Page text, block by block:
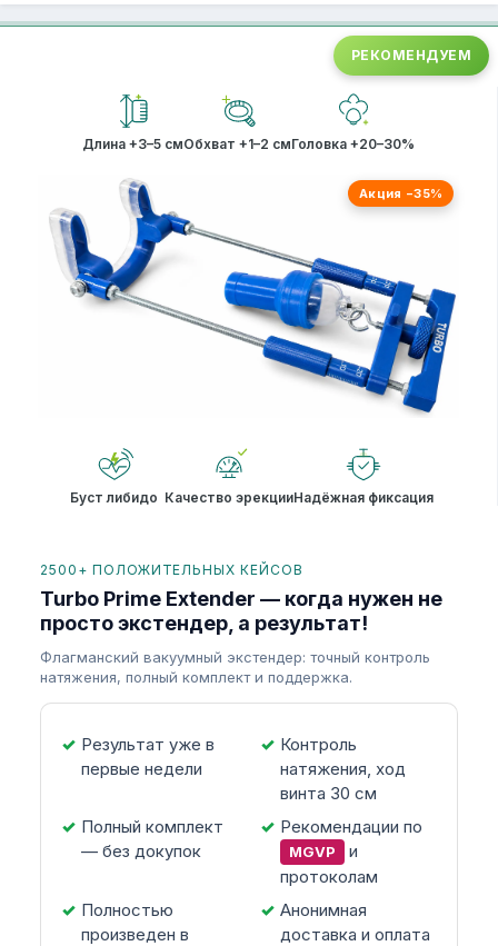
РЕКОМЕНДУЕМ
Длина +3–5 смОбхват +1–2 смГоловка +20–30%
Акция −35%
Буст либидо Качество эрекцииНадёжная фиксация
2500+ ПОЛОЖИТЕЛЬНЫХ КЕЙСОВ
Turbo Prime Extender — когда нужен не
просто экстендер, а результат!
Флагманский вакуумный экстендер: точный контроль
натяжения, полный комплект и поддержка.
Результат уже в
первые недели
Контроль
натяжения, ход
винта 30 см
Полный комплект
— без докупок
Рекомендации по
MGVP
и
протоколам
Полностью
произведен в
Анонимная
доставка и оплата